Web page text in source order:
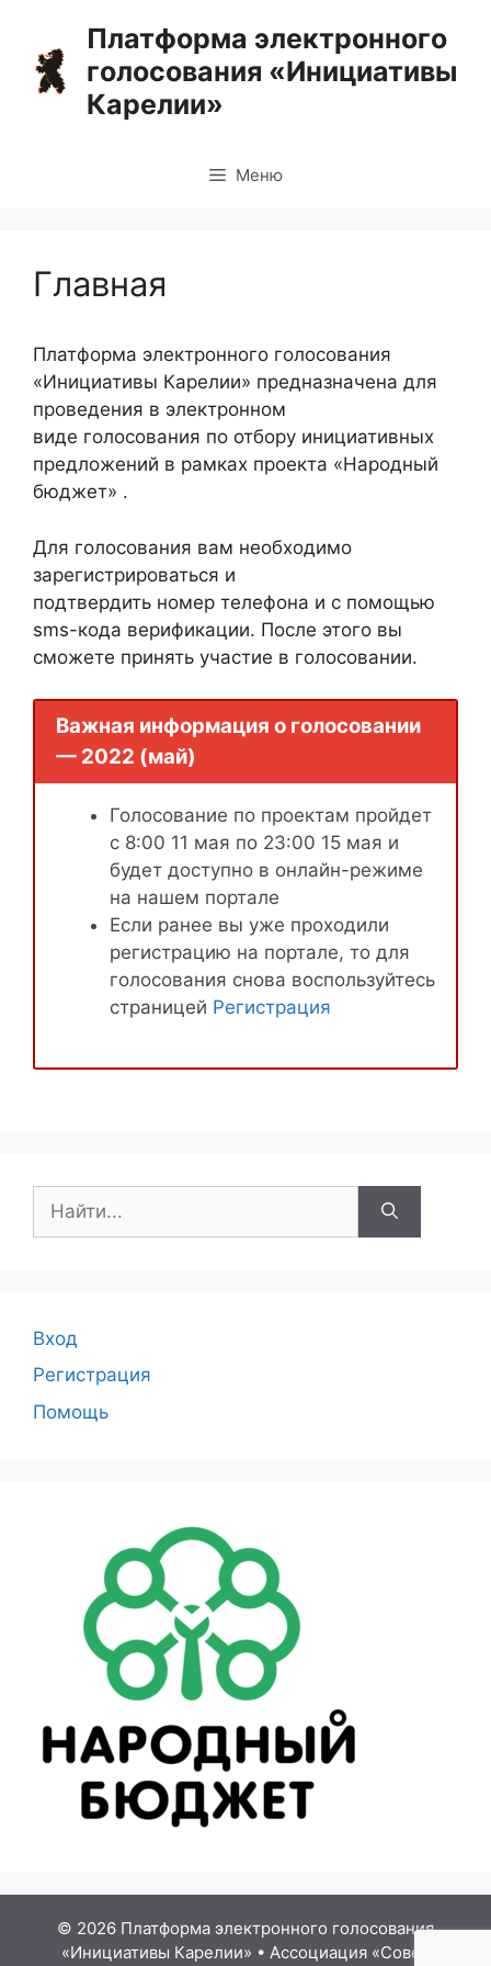
содержимому
Платформа электронного
голосования «Инициативы
Карелии»
Меню
Главная
Платформа электронного голосования
«Инициативы Карелии» предназначена для
проведения в электронном
виде голосования по отбору инициативных
предложений в рамках проекта «Народный
бюджет» .
Для голосования вам необходимо
зарегистрироваться и
подтвердить номер телефона и с помощью
sms-кода верификации. После этого вы
сможете принять участие в голосовании.
Важная информация о голосовании
— 2022 (май)
Голосование по проектам пройдет
с 8:00 11 мая по 23:00 15 мая и
будет доступно в онлайн-режиме
на нашем портале
Если ранее вы уже проходили
регистрацию на портале, то для
голосования снова воспользуйтесь
страницей Регистрация
Вход
Регистрация
Помощь
© 2026 Платформа электронного голосования
«Инициативы Карелии» • Ассоциация «Совет